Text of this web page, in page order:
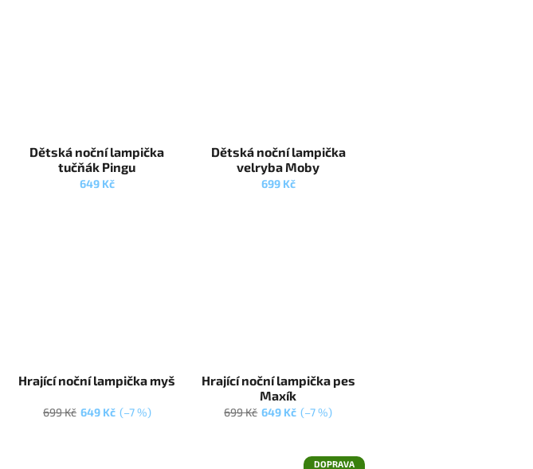
Dětská noční lampička
tučňák Pingu
649 Kč
Dětská noční lampička
velryba Moby
699 Kč
Hrající noční lampička myš
699 Kč 649 Kč (–7 %)
Hrající noční lampička pes
Maxík
699 Kč 649 Kč (–7 %)
DOPRAVA